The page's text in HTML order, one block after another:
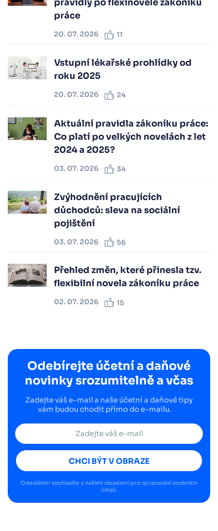
pravidly po flexinovele zákoníku
práce
20. 07. 2026 11
Vstupní lékařské prohlídky od
roku 2025
20. 07. 2026 24
Aktuální pravidla zákoníku práce:
Co platí po velkých novelách z let
2024 a 2025?
03. 07. 2026 34
Zvýhodnění pracujících
důchodců: sleva na sociální
pojištění
03. 07. 2026 56
Přehled změn, které přinesla tzv.
flexibilní novela zákoníku práce
02. 07. 2026 15
Odebírejte účetní a daňové
novinky srozumitelně a včas
Zadejte váš e-mail a naše účetní a daňové tipy
vám budou chodit přímo do e-mailu.
CHCI BÝT V OBRAZE
Odesláním souhlasíte s našimi zásadami pro zpracování osobních
údajů.